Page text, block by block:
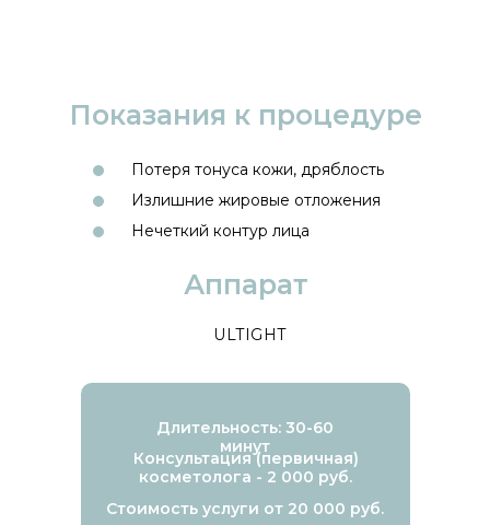
Потеря тонуса кожи, дряблость
Излишние жировые отложения
Длительность: 30-60
минут
Консультация (первичная)
косметолога - 2 000 руб.
Стоимость услуги от 20 000 руб.
Показания к процедуре
Нечеткий контур лица
Аппарат
ULTIGHT